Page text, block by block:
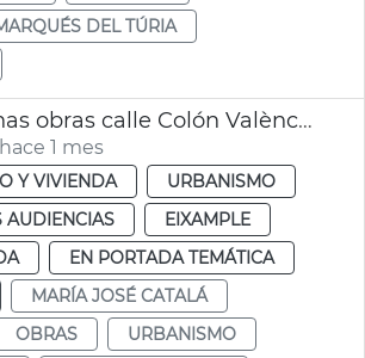
DEL TÚRIA
Dos semanas obras calle Colón València
1 mes
Y VIVIENDA
URBANISMO
AUDIENCIAS
EIXAMPLE
EN PORTADA TEMÁTICA
MARÍA JOSÉ CATALÁ
OBRAS
URBANISMO